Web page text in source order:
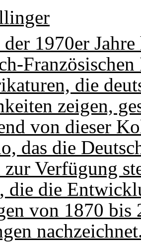
1970er
die
zeigen,
von dieser
das die
Verfügung
die die
von 1870 bis